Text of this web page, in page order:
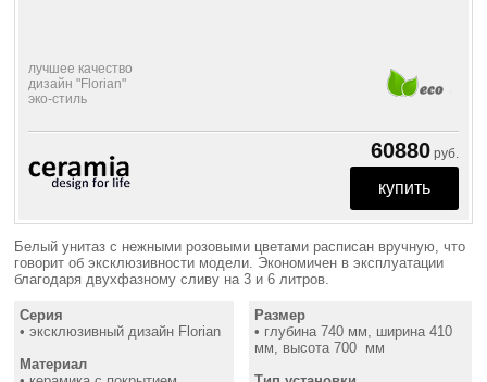
лучшее качество
дизайн "Florian"
эко-стиль
60880 руб.
Белый унитаз с нежными розовыми цветами расписан вручную, что
говорит об эксклюзивности модели. Экономичен в эксплуатации
благодаря двухфазному сливу на 3 и 6 литров.
Серия
• эксклюзивный дизайн Florian
Материал
Размер
• глубина 740 мм, ширина 410
мм, высота 700 мм